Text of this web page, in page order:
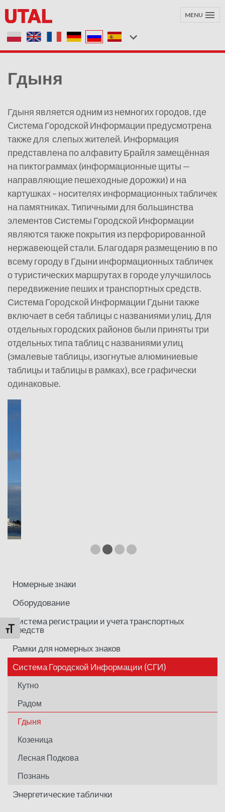
Переключить на увеличенный шрифт
MENU
Гдыня
Гдыня является одним из немногих городов, где
Cистема Городской Информации предусмотрена
также для слепых жителей. Информация
представлена по алфавиту Брайля замещённая
на пиктограммах (информационные щиты —
направляющие пешеходные дорожки) и на
картушках – носителях информационных табличек
на памятниках. Типичными для большинства
элементов Системы Городской Информации
являются также покрытия из перфорированной
нержавеющей стали. Благодаря размещению в по
всему городу в Гдыни информационных табличек
о туристических маршрутах в городе улучшилось
передвижение пеших и транспортных средств.
Система Городской Информации Гдыни также
включает в себя таблицы с названиями улиц. Для
отдельных городских районов были приняты три
отдельных типа таблиц с названиями улиц
(эмалевые таблицы, изогнутые алюминиевые
таблицы и таблицы в рамках), все графически
одинаковые.
Номерные знаки
Оборудование
Система регистрации и учета транспортных
средств
Рамки для номерных знаков
Система Городской Информации (СГИ)
Кутно
Радом
Гдыня
Козеница
Лесная Подкова
Познань
Энергетические таблички